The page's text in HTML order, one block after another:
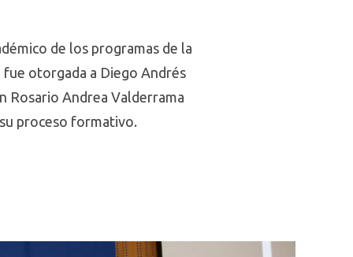
de los programas de la
fue otorgada a Diego Andrés
Rosario Andrea Valderrama
proceso formativo.